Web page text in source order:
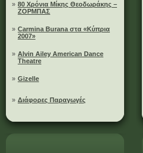
» 80 Χρόνια Μίκης Θεοδωράκης –
ΖΟΡΜΠΑΣ
» Carmina Burana στα «Κύπρια
2007»
» Alvin Ailey American Dance
Theatre
» Gizelle
» Διάφορες Παραγωγές